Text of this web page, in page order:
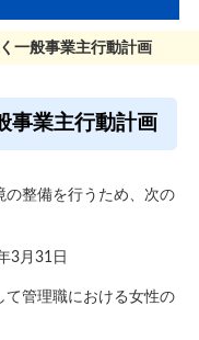
一般事業主行動計画
事業主行動計画
の整備を行うため、次の
3月31日
管理職における女性の